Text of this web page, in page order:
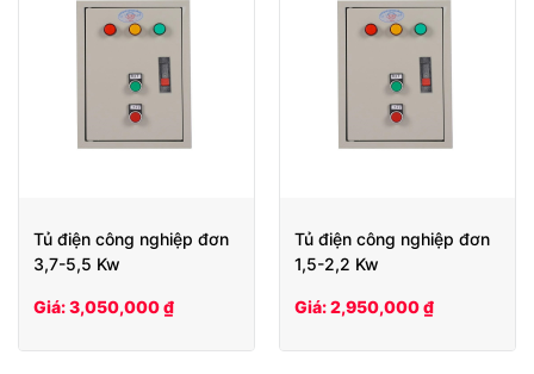
Tủ điện công nghiệp đơn
3,7-5,5 Kw
Giá: 3,050,000 ₫
Tủ điện công nghiệp đơn
1,5-2,2 Kw
Giá: 2,950,000 ₫